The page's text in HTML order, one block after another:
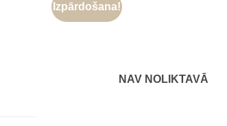
Izpārdošana!
NAV NOLIKTAVĀ